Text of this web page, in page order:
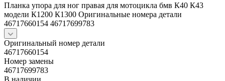
Планка упора для ног правая для мотоцикла бмв К40 К43
модели К1200 К1300 Оригинальные номера детали
46717660154 46717699783
Оригинальный номер детали
46717660154
Номер замены
46717699783
В наличии